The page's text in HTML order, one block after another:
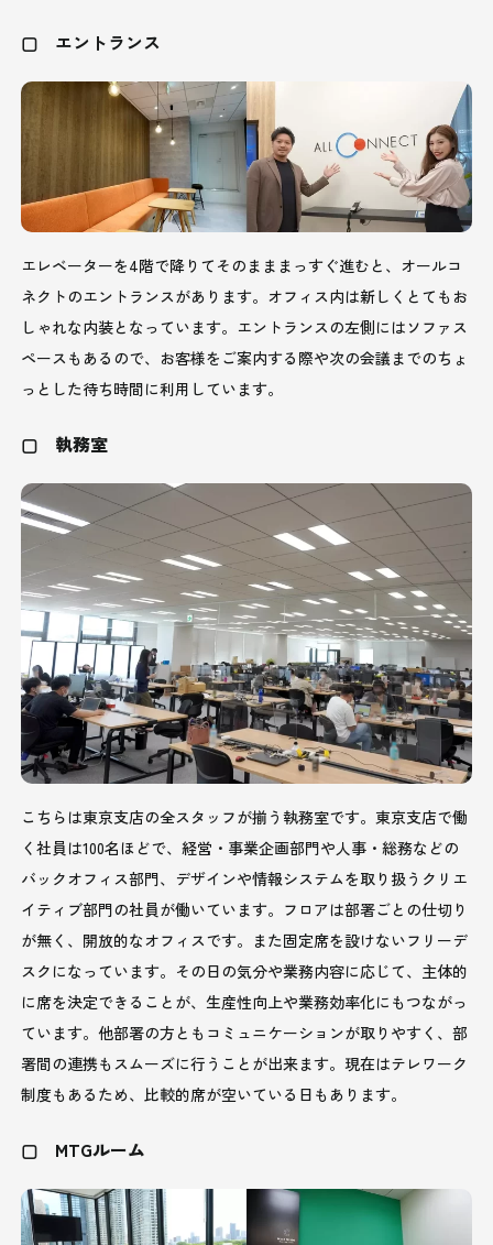
▢ エントランス
エレベーターを4階で降りてそのまままっすぐ進むと、オールコ
ネクトのエントランスがあります。オフィス内は新しくとてもお
しゃれな内装となっています。エントランスの左側にはソファス
ペースもあるので、お客様をご案内する際や次の会議までのちょ
っとした待ち時間に利用しています。
▢ 執務室
こちらは東京支店の全スタッフが揃う執務室です。東京支店で働
く社員は100名ほどで、経営・事業企画部門や人事・総務などの
バックオフィス部門、デザインや情報システムを取り扱うクリエ
イティブ部門の社員が働いています。フロアは部署ごとの仕切り
が無く、開放的なオフィスです。また固定席を設けないフリーデ
スクになっています。その日の気分や業務内容に応じて、主体的
に席を決定できることが、生産性向上や業務効率化にもつながっ
ています。他部署の方ともコミュニケーションが取りやすく、部
署間の連携もスムーズに行うことが出来ます。現在はテレワーク
制度もあるため、比較的席が空いている日もあります。
▢ MTGルーム